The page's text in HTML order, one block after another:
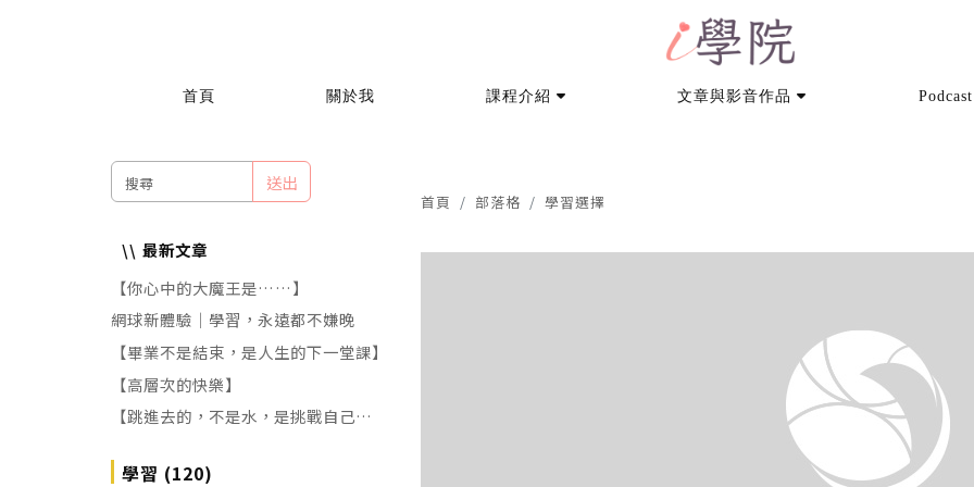
首頁 關於我 課程介紹 文章與影音作品 Podcast
送出
最新文章
【你心中的大魔王是……】
網球新體驗｜學習，永遠都不嫌晚
【畢業不是結束，是人生的下一堂課】
【高層次的快樂】
【跳進去的，不是水，是挑戰自己的恐
學習 (120)
首頁 部落格 學習選擇